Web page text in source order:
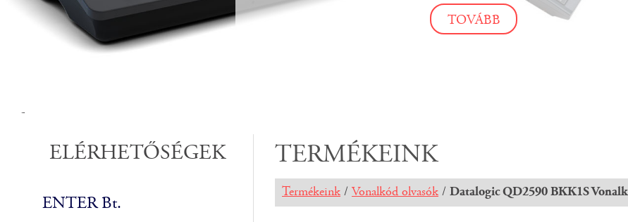
TOVÁBB
TOVÁBB
TOVÁBB
-
ELÉRHETŐSÉGEK
ENTER Bt.
TERMÉKEINK
Termékeink / Vonalkód olvasók / Datalogic QD2590 BKK1S